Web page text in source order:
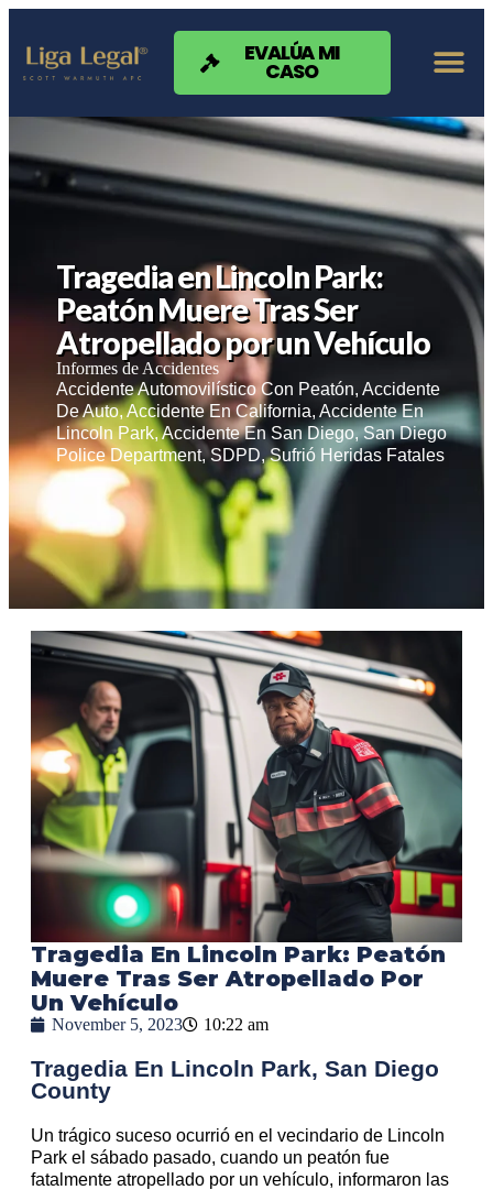
Nota:
sitio
web
de
accesibilidad.
EVALÚA MI
CASO
Tragedia en Lincoln Park:
Peatón Muere Tras Ser
Atropellado por un Vehículo
Informes de Accidentes
Accidente Automovilístico Con Peatón,Accidente
De Auto,Accidente En California,Accidente En
Lincoln Park,Accidente En San Diego, San Diego
Police Department,SDPD,Sufrió Heridas Fatales
Tragedia En Lincoln Park: Peatón
Muere Tras Ser Atropellado Por
Un Vehículo
November 5, 2023 10:22 am
Tragedia En Lincoln Park, San Diego
County
Un trágico suceso ocurrió en el vecindario de Lincoln
Park el sábado pasado, cuando un peatón fue
fatalmente atropellado por un vehículo, informaron las